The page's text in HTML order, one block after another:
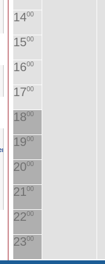
1400
1500
1600
1700
1800
1900
2000
2100
2200
2300